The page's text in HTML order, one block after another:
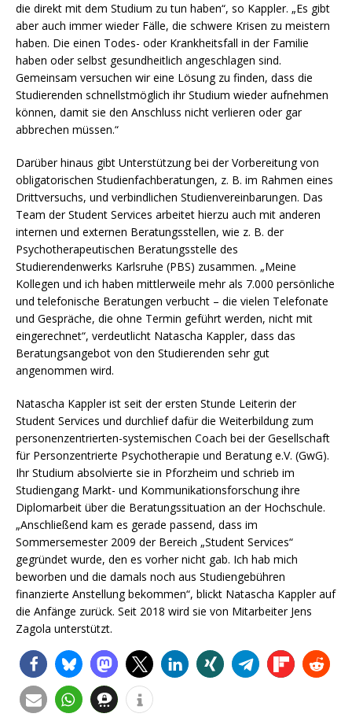
die direkt mit dem Studium zu tun haben“, so Kappler. „Es gibt
aber auch immer wieder Fälle, die schwere Krisen zu meistern
haben. Die einen Todes- oder Krankheitsfall in der Familie
haben oder selbst gesundheitlich angeschlagen sind.
Gemeinsam versuchen wir eine Lösung zu finden, dass die
Studierenden schnellstmöglich ihr Studium wieder aufnehmen
können, damit sie den Anschluss nicht verlieren oder gar
abbrechen müssen.“
Darüber hinaus gibt Unterstützung bei der Vorbereitung von
obligatorischen Studienfachberatungen, z. B. im Rahmen eines
Drittversuchs, und verbindlichen Studienvereinbarungen. Das
Team der Student Services arbeitet hierzu auch mit anderen
internen und externen Beratungsstellen, wie z. B. der
Psychotherapeutischen Beratungsstelle des
Studierendenwerks Karlsruhe (PBS) zusammen. „Meine
Kollegen und ich haben mittlerweile mehr als 7.000 persönliche
und telefonische Beratungen verbucht – die vielen Telefonate
und Gespräche, die ohne Termin geführt werden, nicht mit
eingerechnet“, verdeutlicht Natascha Kappler, dass das
Beratungsangebot von den Studierenden sehr gut
angenommen wird.
Natascha Kappler ist seit der ersten Stunde Leiterin der
Student Services und durchlief dafür die Weiterbildung zum
personenzentrierten-systemischen Coach bei der Gesellschaft
für Personzentrierte Psychotherapie und Beratung e.V. (GwG).
Ihr Studium absolvierte sie in Pforzheim und schrieb im
Studiengang Markt- und Kommunikationsforschung ihre
Diplomarbeit über die Beratungssituation an der Hochschule.
„Anschließend kam es gerade passend, dass im
Sommersemester 2009 der Bereich „Student Services“
gegründet wurde, den es vorher nicht gab. Ich hab mich
beworben und die damals noch aus Studiengebühren
finanzierte Anstellung bekommen“, blickt Natascha Kappler auf
die Anfänge zurück. Seit 2018 wird sie von Mitarbeiter Jens
Zagola unterstützt.